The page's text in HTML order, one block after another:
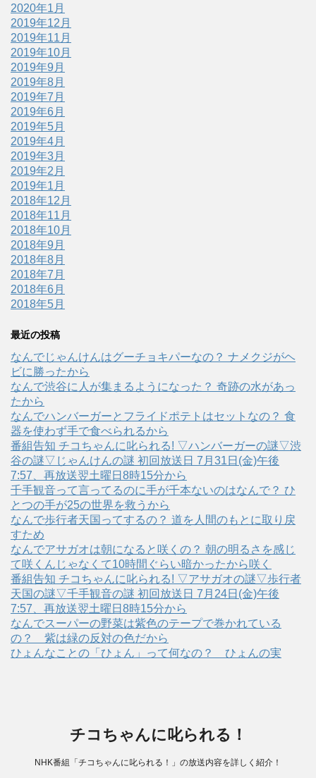
2020年1月
2019年12月
2019年11月
2019年10月
2019年9月
2019年8月
2019年7月
2019年6月
2019年5月
2019年4月
2019年3月
2019年2月
2019年1月
2018年12月
2018年11月
2018年10月
2018年9月
2018年8月
2018年7月
2018年6月
2018年5月
最近の投稿
なんでじゃんけんはグーチョキパーなの？ ナメクジがヘ
ビに勝ったから
なんで渋谷に人が集まるようになった？ 奇跡の水があっ
たから
なんでハンバーガーとフライドポテトはセットなの？ 食
器を使わず手で食べられるから
番組告知 チコちゃんに叱られる! ▽ハンバーガーの謎▽渋
谷の謎▽じゃんけんの謎 初回放送日 7月31日(金)午後
7:57、再放送翌土曜日8時15分から
千手観音って言ってるのに手が千本ないのはなんで？ ひ
とつの手が25の世界を救うから
なんで歩行者天国ってするの？ 道を人間のもとに取り戻
すため
なんでアサガオは朝になると咲くの？ 朝の明るさを感じ
て咲くんじゃなくて10時間ぐらい暗かったから咲く
番組告知 チコちゃんに叱られる! ▽アサガオの謎▽歩行者
天国の謎▽千手観音の謎 初回放送日 7月24日(金)午後
7:57、再放送翌土曜日8時15分から
なんでスーパーの野菜は紫色のテープで巻かれている
の？ 紫は緑の反対の色だから
ひょんなことの「ひょん」って何なの？ ひょんの実
チコちゃんに叱られる！
NHK番組「チコちゃんに叱られる！」の放送内容を詳しく紹介！